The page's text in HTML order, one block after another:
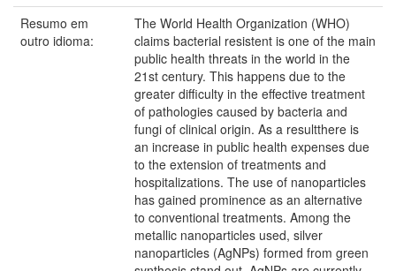
Resumo em
outro idioma:
The World Health Organization (WHO)
claims bacterial resistent is one of the main
public health threats in the world in the
21st century. This happens due to the
greater difficulty in the effective treatment
of pathologies caused by bacteria and
fungi of clinical origin. As a resultthere is
an increase in public health expenses due
to the extension of treatments and
hospitalizations. The use of nanoparticles
has gained prominence as an alternative
to conventional treatments. Among the
metallic nanoparticles used, silver
nanoparticles (AgNPs) formed from green